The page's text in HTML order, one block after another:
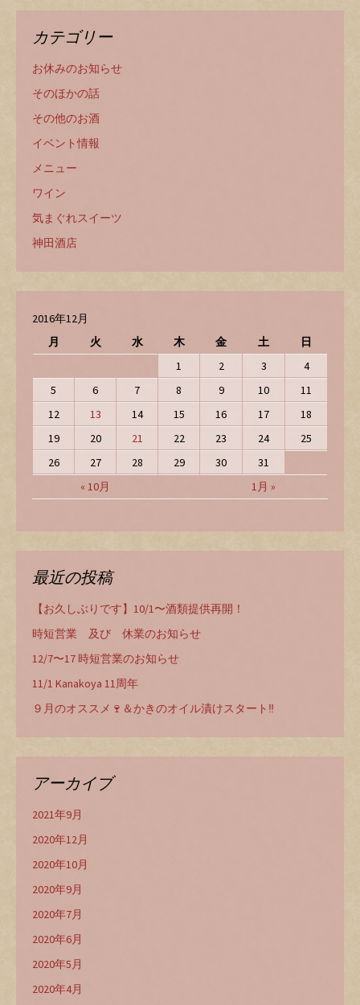
カテゴリー
お休みのお知らせ
そのほかの話
その他のお酒
イベント情報
メニュー
ワイン
気まぐれスイーツ
神田酒店
2016年12月
月
火 水 木 金 土 日
« 10月 1月 »
1 2 3
4
5
6 7 8 9 10
11
12
13 14 15 16 17
18
19
20 21 22 23 24
25
26
27 28 29 30 31
最近の投稿
【お久しぶりです】10/1〜酒類提供再開！
時短営業 及び 休業のお知らせ
12/7〜17 時短営業のお知らせ
11/1 Kanakoya 11周年
９月のオススメ🍷＆かきのオイル漬けスタート‼️
アーカイブ
2021年9月
2020年12月
2020年10月
2020年9月
2020年7月
2020年6月
2020年5月
2020年4月